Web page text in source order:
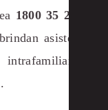
1800 35 24 88
brindan asistencia
y